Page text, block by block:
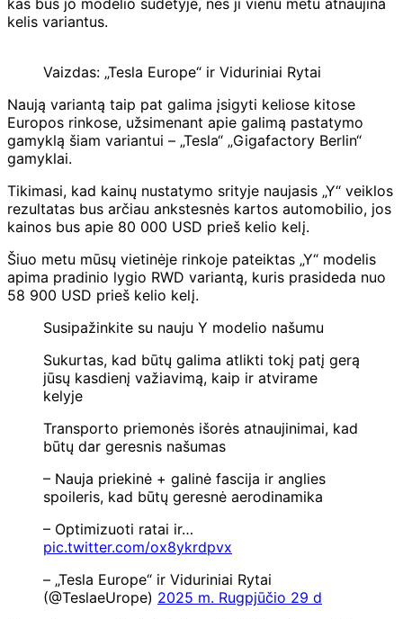
kelis variantus.
Vaizdas: „Tesla Europe“ ir Viduriniai Rytai
Naują variantą taip pat galima įsigyti keliose kitose
Europos rinkose, užsimenant apie galimą pastatymo
gamyklą šiam variantui – „Tesla“ „Gigafactory Berlin“
gamyklai.
Tikimasi, kad kainų nustatymo srityje naujasis „Y“ veiklos
rezultatas bus arčiau ankstesnės kartos automobilio, jos
kainos bus apie 80 000 USD prieš kelio kelį.
Šiuo metu mūsų vietinėje rinkoje pateiktas „Y“ modelis
apima pradinio lygio RWD variantą, kuris prasideda nuo
58 900 USD prieš kelio kelį.
Susipažinkite su nauju Y modelio našumu
Sukurtas, kad būtų galima atlikti tokį patį gerą
jūsų kasdienį važiavimą, kaip ir atvirame
kelyje
Transporto priemonės išorės atnaujinimai, kad
būtų dar geresnis našumas
– Nauja priekinė + galinė fascija ir anglies
spoileris, kad būtų geresnė aerodinamika
– Optimizuoti ratai ir…
pic.twitter.com/ox8ykrdpvx
– „Tesla Europe“ ir Viduriniai Rytai
(@TeslaeUrope) 2025 m. Rugpjūčio 29 d